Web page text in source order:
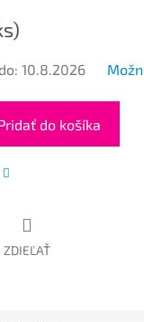
10.8.2026
do košíka
ZDIEĽAŤ